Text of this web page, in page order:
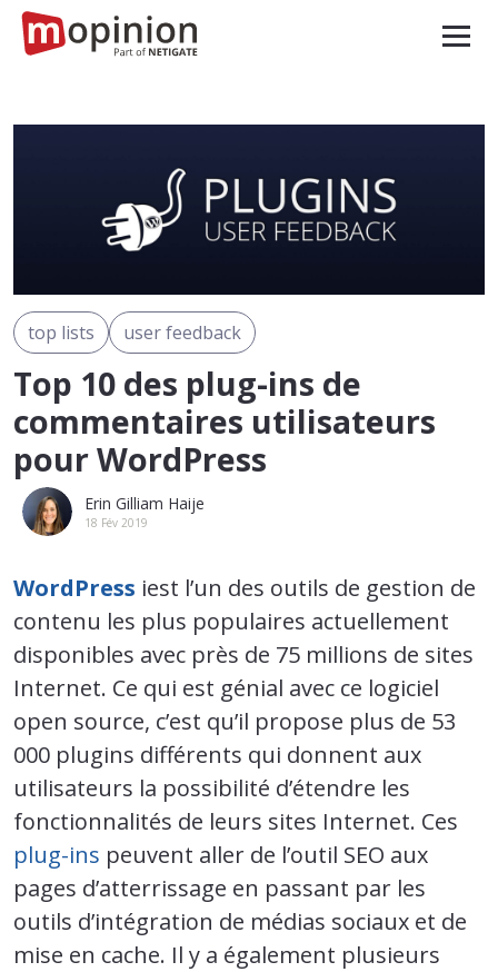
top lists user feedback
Top 10 des plug-ins de
commentaires utilisateurs
pour WordPress
Erin Gilliam Haije
18 Fév 2019
WordPress iest l’un des outils de gestion de
contenu les plus populaires actuellement
disponibles avec près de 75 millions de sites
Internet. Ce qui est génial avec ce logiciel
open source, c’est qu’il propose plus de 53
000 plugins différents qui donnent aux
utilisateurs la possibilité d’étendre les
fonctionnalités de leurs sites Internet. Ces
plug-ins peuvent aller de l’outil SEO aux
pages d’atterrissage en passant par les
outils d’intégration de médias sociaux et de
mise en cache. Il y a également plusieurs